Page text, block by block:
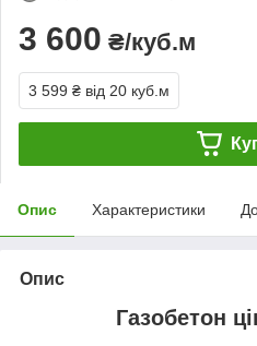
3 600 ₴/куб.м
3 599 ₴ від 20 куб.м
Опис Характеристики
Опис
Газобетон